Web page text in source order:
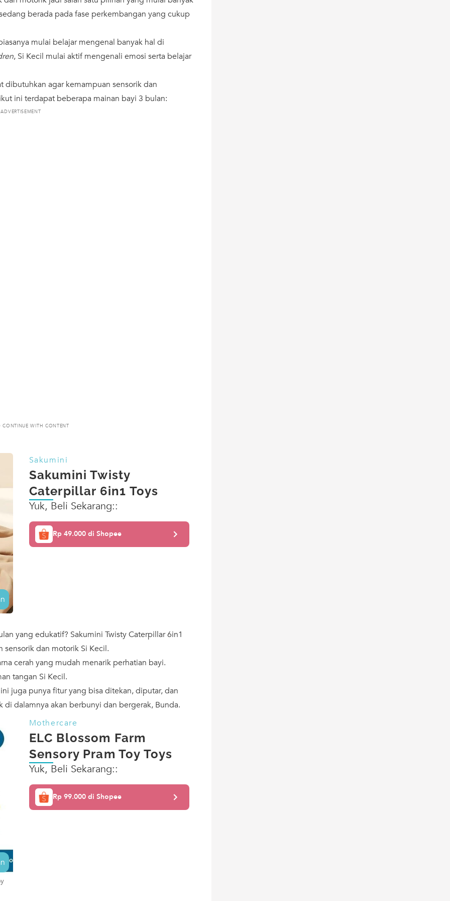
berada pada fase perkembangan yang cukup
mulai belajar mengenal banyak hal di
, Si Kecil mulai aktif mengenali emosi serta belajar
dibutuhkan agar kemampuan sensorik dan
ini terdapat beberapa mainan bayi 3 bulan:
ADVERTISEMENT
CONTINUE WITH CONTENT
Sakumini
Sakumini Twisty
Caterpillar 6in1 Toys
Yuk, Beli Sekarang::
Rp 49.000 di Shopee
yang edukatif? Sakumini Twisty Caterpillar 6in1
dan motorik Si Kecil.
cerah yang mudah menarik perhatian bayi.
tangan Si Kecil.
juga punya fitur yang bisa ditekan, diputar, dan
dalamnya akan berbunyi dan bergerak, Bunda.
Mothercare
ELC Blossom Farm
Sensory Pram Toy Toys
Yuk, Beli Sekarang::
Rp 99.000 di Shopee